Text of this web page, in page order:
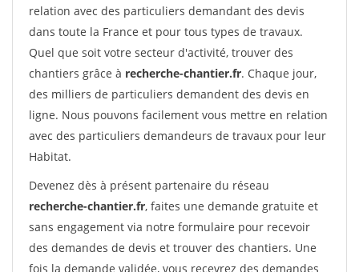
relation avec des particuliers demandant des devis
dans toute la France et pour tous types de travaux.
Quel que soit votre secteur d'activité, trouver des
chantiers grâce à recherche-chantier.fr. Chaque jour,
des milliers de particuliers demandent des devis en
ligne. Nous pouvons facilement vous mettre en relation
avec des particuliers demandeurs de travaux pour leur
Habitat.
Devenez dès à présent partenaire du réseau
recherche-chantier.fr, faites une demande gratuite et
sans engagement via notre formulaire pour recevoir
des demandes de devis et trouver des chantiers. Une
fois la demande validée, vous recevrez des demandes